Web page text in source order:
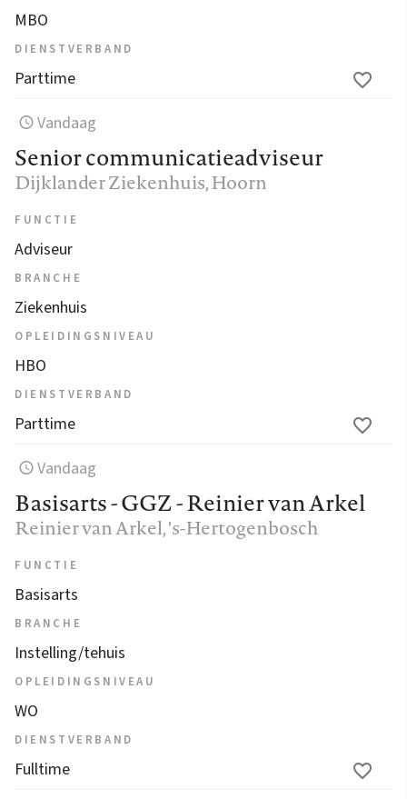
MBO
DIENSTVERBAND
Parttime
Vandaag
Senior communicatieadviseur
Dijklander Ziekenhuis, Hoorn
FUNCTIE
Adviseur
BRANCHE
Ziekenhuis
OPLEIDINGSNIVEAU
HBO
DIENSTVERBAND
Parttime
Vandaag
Basisarts - GGZ - Reinier van Arkel
Reinier van Arkel, 's-Hertogenbosch
FUNCTIE
Basisarts
BRANCHE
Instelling/tehuis
OPLEIDINGSNIVEAU
WO
DIENSTVERBAND
Fulltime